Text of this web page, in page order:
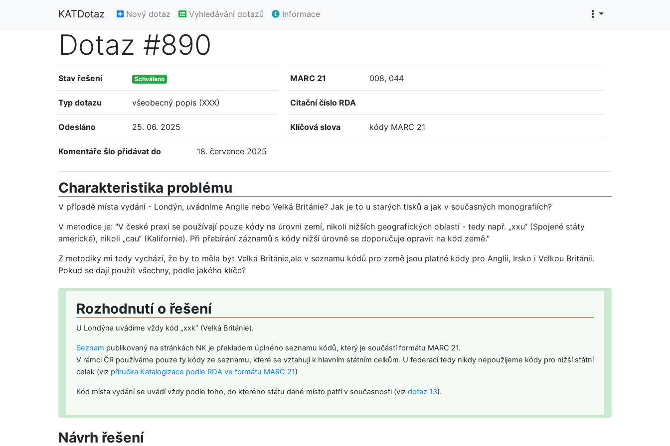
KATDotaz Nový dotaz Vyhledávání dotazů Informace
Dotaz #890
Stav řešení Schváleno
Typ dotazu všeobecný popis (XXX)
Odesláno 25. 06. 2025
MARC 21 008, 044
Citační číslo RDA
Klíčová slova kódy MARC 21
Komentáře šlo přidávat do 18. července 2025
Charakteristika problému
V případě místa vydání - Londýn, uvádníme Anglie nebo Velká Británie? Jak je to u starých tisků a jak v současných monografiích?
V metodice je: "V české praxi se používají pouze kódy na úrovni zemí, nikoli nižších geografických oblastí - tedy např. „xxu“ (Spojené státy
americké), nikoli „cau“ (Kalifornie). Při přebírání záznamů s kódy nižší úrovně se doporučuje opravit na kód země."
Z metodiky mi tedy vychází, že by to měla být Velká Británie,ale v seznamu kódů pro země jsou platné kódy pro Anglii, Irsko i Velkou Británii.
Pokud se dají použít všechny, podle jakého klíče?
Rozhodnutí o řešení
U Londýna uvádíme vždy kód „xxk“ (Velká Británie).
Seznam publikovaný na stránkách NK je překladem úplného seznamu kódů, který je součástí formátu MARC 21.
V rámci ČR používáme pouze ty kódy ze seznamu, které se vztahují k hlavním státním celkům. U federací tedy nikdy nepoužijeme kódy pro nižší státní
celek (viz příručka Katalogizace podle RDA ve formátu MARC 21)
Kód místa vydání se uvádí vždy podle toho, do kterého státu dané místo patří v současnosti (viz dotaz 13).
Návrh řešení